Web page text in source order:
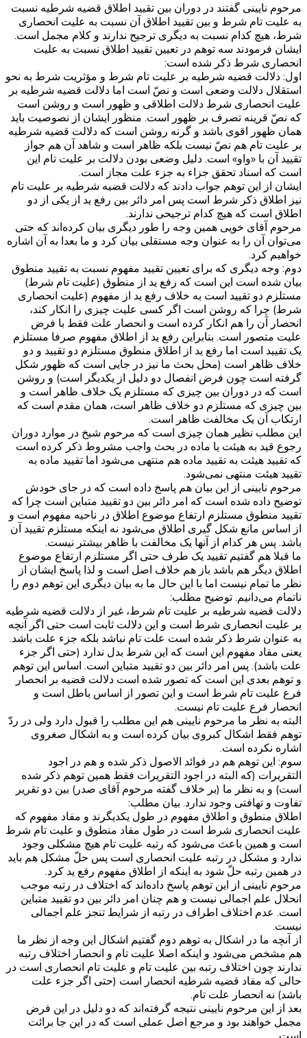
مرحوم نایینی گفتند در دوران بین تقیید اطلاق قضیه شرطیه نسبت
به علیت تام شرط و بین تقیید اطلاق آن نسبت به علیت انحصاری
شرط، هیچ کدام نسبت به دیگری ترجیح ندارند و کلام مجمل است.
ایشان فرمودند سه توهم در تعیین تقیید اطلاق نسبت به علیت
انحصاری شرط ذکر شده است:
اول: دلالت قضیه شرطیه بر علیت تام شرط و مؤثریت شرط به نحو
استقلال دلالت وضعی است و نصّ است اما دلالت قضیه شرطیه بر
علیت انحصاری شرط دلالت اطلاقی و ظهور است و روشن است
که نصّ قرینه تصرف بر ظهور است. منظور ایشان از نصوصیت باید
همان ظهور اقوی باشد و گرنه روشن است که دلالت قضیه شرطیه
بر علیت تام هم نصّ نیست بلکه ظاهر است و شاهد آن هم جواز
تقیید آن با «واو» است. دلیل وضعی بودن دلالت بر علیت تام این
است که اسناد تحقق جزاء به جزء علت مجاز است.
ایشان از این توهم جواب دادند که دلالت قضیه شرطیه بر علیت تام
نیز اطلاق ذکر شرط است پس امر دائر بین رفع ید از یکی از دو
اطلاق است که هیچ کدام ترجیحی ندارند.
مرحوم آقای خویی همین وجه را طور دیگری بیان کرده‌اند که حتی
می‌توان آن را به عنوان وجه مستقلی بیان کرد و ما بعدا به آن اشاره
خواهیم کرد.
دوم: وجه دیگری که برای تعیین تقیید مفهوم نسبت به تقیید منطوق
بیان شده است این است که رفع ید از منطوق (علیت تام شرط)
مستلزم دو تقیید است به خلاف رفع ید از مفهوم (علیت انحصاری
شرط) چرا که روشن است اگر کسی علیت چیزی را انکار کند،
انحصار آن را هم انکار کرده است و انحصار علت فقط با فرض
علیت متصور است. بنابراین رفع ید از اطلاق مفهوم صرفا مستلزم
یک تقیید است اما رفع ید از اطلاق منطوق مستلزم دو تقیید و دو
خلاف ظاهر است (محل بحث ما نیز در جایی است که ظهور شکل
گرفته است چون فرض انفصال دو دلیل از یکدیگر است) و روشن
است که در دوران بین چیزی که مستلزم یک خلاف ظاهر است و
بین چیزی که مستلزم دو خلاف ظاهر است، همان مقدم است که
ارتکاب آن یک مخالفت ظاهر است.
این مطلب نظیر همان چیزی است که مرحوم شیخ در موارد دوران
رجوع قید به هیئت یا ماده در بحث واجب مشروط ذکر کرده است
که تقیید هیئت به تقیید ماده هم منتهی می‌شود اما تقیید ماده به
تقیید هیئت منتهی نمی‌شود.
مرحوم نایینی از این بیان هم پاسخ داده است که در جای خودش
توضیح داده شده است که امر دائر بین دو تقیید متباین است چرا که
تقیید منطوق مستلزم ارتفاع موضوع اطلاق در ناحیه مفهوم است و
از اساس مانع شکل گیری اطلاق می‌شود نه اینکه مستلزم تقیید آن
باشد. پس هر کدام از آنها یک مخالفت با ظاهر بیشتر نیست.
ما قبلا هم گفتیم تقیید یک طرف حتی اگر مستلزم ارتفاع موضوع
اطلاق دیگر هم باشد باز هم خلاف اصل است و لذا پاسخ ایشان از
نظر ما تمام نیست اما با این حال ما به بیان دیگری این توهم دوم را
ناتمام می‌دانیم. توضیح مطلب:
دلالت قضیه شرطیه بر علیت تام شرط، غیر از دلالت قضیه شرطیه
بر علیت انحصاری شرط است و این دلالت ثابت است حتی اگر آنچه
به عنوان شرط ذکر شده است علت تام نباشد بلکه جزء علت باشد.
یعنی مفاد مفهوم این است که این شرط بدل ندارد (حتی اگر جزء
علت باشد). پس امر دائر بین دو تقیید متباین است. اساس این توهم
و توهم بعدی این است که تصور شده است دلالت قضیه بر انحصار
فرع علیت تام شرط است و این تصور از اساس باطل است و
انحصار فرع علیت تام نیست.
البته به نظر ما مرحوم نایینی هم این مطلب را قبول دارد ولی در ردّ
توهم فقط اشکال کبروی بیان کرده است و به اشکال صغروی
اشاره نکرده است.
سوم: این توهم هم در فوائد الاصول ذکر شده و هم در اجود
التقریرات (که البته در اجود التقریرات فقط همین توهم ذکر شده
است) و به نظر ما (بر خلاف گفته مرحوم آقای صدر) بین دو تقریر
تفاوت و تهافتی وجود ندارد. بیان مطلب:
اطلاق منطوق و اطلاق مفهوم در طول یکدیگرند و مفاد مفهوم که
علیت انحصاری شرط است در طول مفاد منطوق و علیت تام شرط
است و همین باعث می‌شود که رتبه علیت تام هیچ مشکلی وجود
ندارد و مشکل در رتبه علیت انحصاری است پس حلّ مشکل هم باید
در همین رتبه حلّ شود به اینکه از اطلاق مفهوم رفع ید کرد.
مرحوم نایینی از این توهم پاسخ داده‌اند که اختلاف در رتبه موجب
انحلال علم اجمالی نیست و هم چنان امر دائر بین دو تقیید متباین
است. عدم اختلاف اطراف در رتبه از شرایط تنجز علم اجمالی
نیست.
از آنچه ما در اشکال به توهم دوم گفتیم اشکال این وجه از نظر ما
هم مشخص می‌شود و اینکه اصلا علیت تام و انحصار اختلاف رتبه
ندارند چون اختلاف رتبه بین علیت تام و علیت تام انحصاری است در
حالی که مفاد قضیه شرطیه انحصار است (حتی اگر جزء علت
باشد) نه انحصار علت تام.
بعد از این مرحوم نایینی نتیجه گرفته‌اند که دو دلیل در این فرض
مجمل خواهند بود و مرجع اصل عملی است که در این جا برائت